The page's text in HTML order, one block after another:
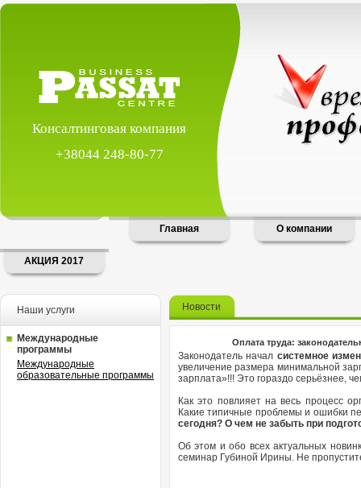
Консалтинговая компания
+38044 248-80-77
Главная О компании
АКЦИЯ 2017
Наши услуги
Международные
программы
Международные
образовательные программы
Новости
Оплата труда:
Законодатель начал системное
увеличение размера минимальной
зарплата»!!! Это гораздо серьёзнее,
Как это повлияет на весь процесс
Какие типичные проблемы и ошибки
сегодня? О чем не забыть при
Об этом и обо всех актуальных
семинар Губиной Ирины. Не